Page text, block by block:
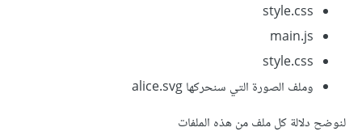
style.css
main.js
style.css
وملف الصورة التي سنحركها alice.svg
لنوضح دلالة كل ملف من هذه الملفات